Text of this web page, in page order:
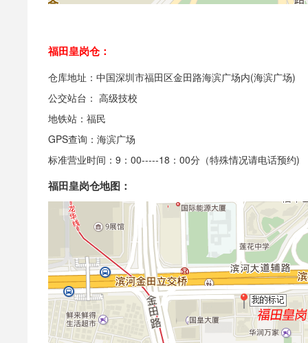
福田皇岗仓：
仓库地址：中国深圳市福田区金田路海滨广场内(海滨广场)
公交站台： 高级技校
地铁站：福民
GPS查询：海滨广场
标准营业时间：9：00-----18：00分（特殊情况请电话预约)
福田皇岗仓地图：